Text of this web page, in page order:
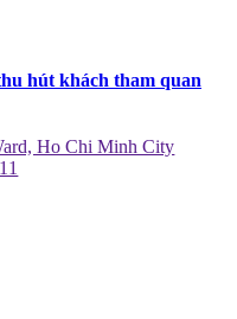
hút khách tham quan
Ho Chi Minh City